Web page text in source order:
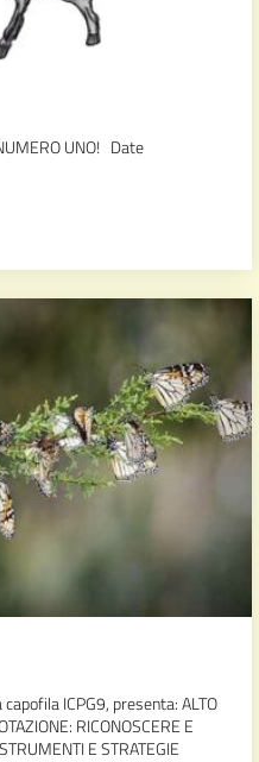
UNO! Date
ICPG9, presenta: ALTO
RICONOSCERE E
E STRATEGIE